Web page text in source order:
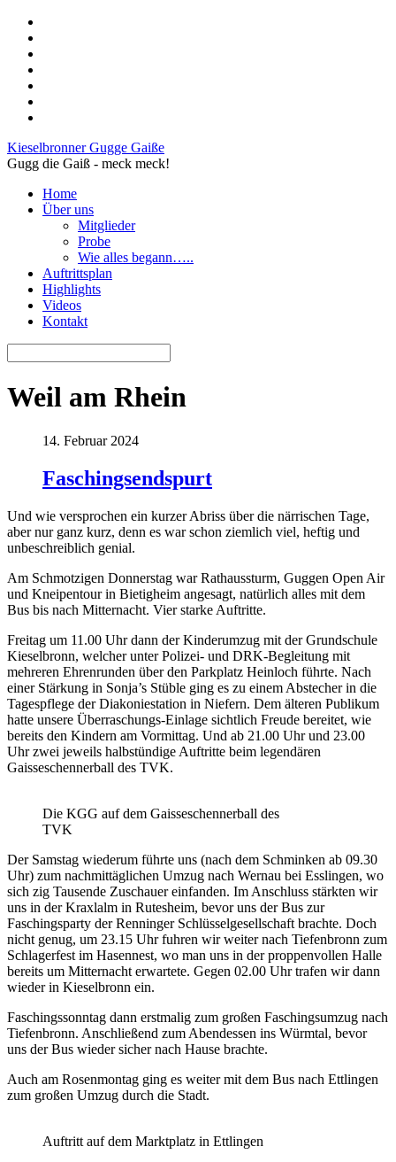
Kieselbronner Gugge Gaiße
Gugg die Gaiß - meck meck!
Home
Über uns
Mitglieder
Probe
Wie alles begann…..
Auftrittsplan
Highlights
Videos
Kontakt
Weil am Rhein
14. Februar 2024
Faschingsendspurt
Und wie versprochen ein kurzer Abriss über die närrischen Tage,
aber nur ganz kurz, denn es war schon ziemlich viel, heftig und
unbeschreiblich genial.
Am Schmotzigen Donnerstag war Rathaussturm, Guggen Open Air
und Kneipentour in Bietigheim angesagt, natürlich alles mit dem
Bus bis nach Mitternacht. Vier starke Auftritte.
Freitag um 11.00 Uhr dann der Kinderumzug mit der Grundschule
Kieselbronn, welcher unter Polizei- und DRK-Begleitung mit
mehreren Ehrenrunden über den Parkplatz Heinloch führte. Nach
einer Stärkung in Sonja’s Stüble ging es zu einem Abstecher in die
Tagespflege der Diakoniestation in Niefern. Dem älteren Publikum
hatte unsere Überraschungs-Einlage sichtlich Freude bereitet, wie
bereits den Kindern am Vormittag. Und ab 21.00 Uhr und 23.00
Uhr zwei jeweils halbstündige Auftritte beim legendären
Gaisseschennerball des TVK.
Die KGG auf dem Gaisseschennerball des
TVK
Der Samstag wiederum führte uns (nach dem Schminken ab 09.30
Uhr) zum nachmittäglichen Umzug nach Wernau bei Esslingen, wo
sich zig Tausende Zuschauer einfanden. Im Anschluss stärkten wir
uns in der Kraxlalm in Rutesheim, bevor uns der Bus zur
Faschingsparty der Renninger Schlüsselgesellschaft brachte. Doch
nicht genug, um 23.15 Uhr fuhren wir weiter nach Tiefenbronn zum
Schlagerfest im Hasennest, wo man uns in der proppenvollen Halle
bereits um Mitternacht erwartete. Gegen 02.00 Uhr trafen wir dann
wieder in Kieselbronn ein.
Faschingssonntag dann erstmalig zum großen Faschingsumzug nach
Tiefenbronn. Anschließend zum Abendessen ins Würmtal, bevor
uns der Bus wieder sicher nach Hause brachte.
Auch am Rosenmontag ging es weiter mit dem Bus nach Ettlingen
zum großen Umzug durch die Stadt.
Auftritt auf dem Marktplatz in Ettlingen